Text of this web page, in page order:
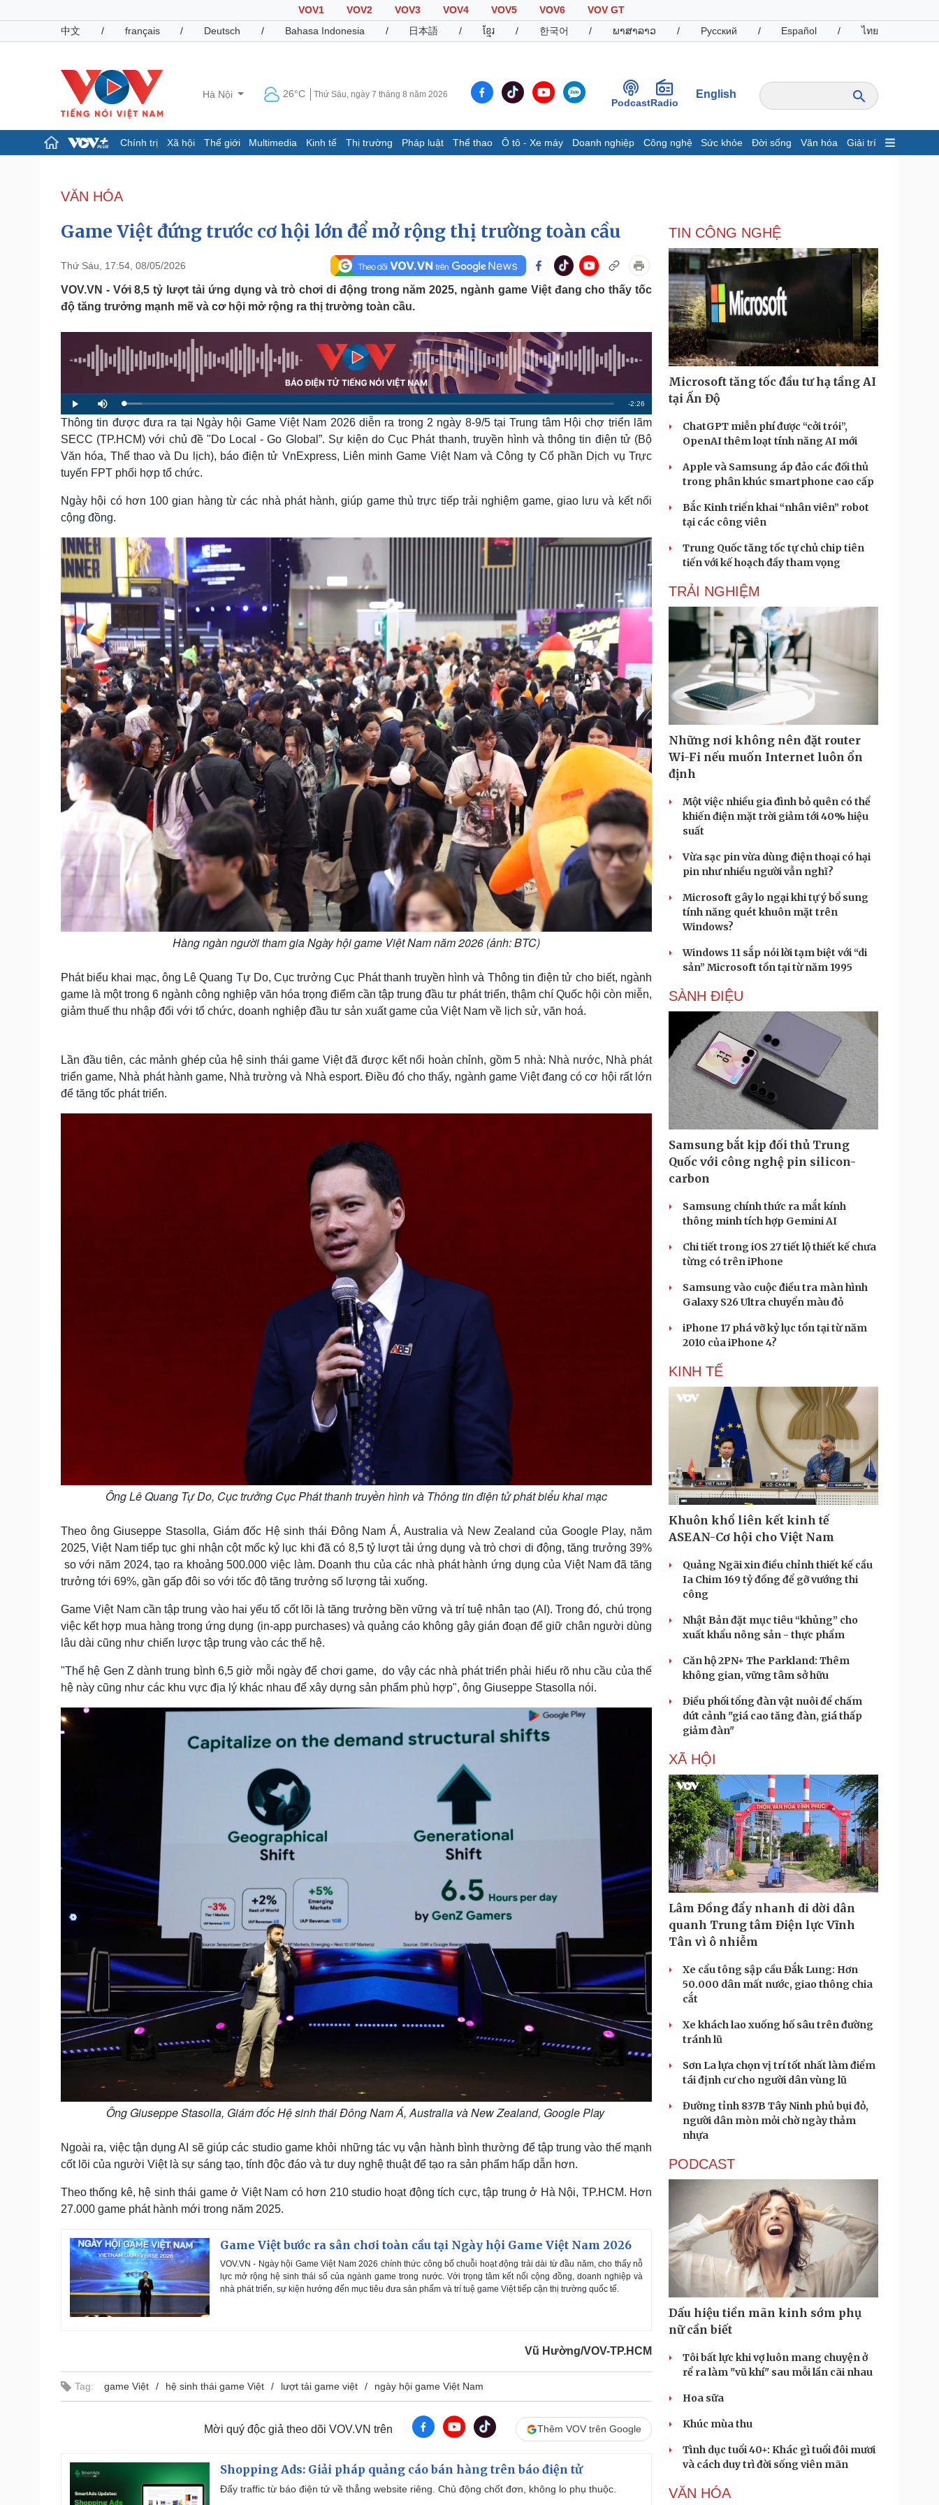
VOV1 VOV2 VOV3 VOV4 VOV5 VOV6
VOV GT
中文
/ français / Deutsch / Bahasa Indonesia / 日本語 / ខ្មែរ / 한국어 / ພາສາລາວ / Русский / Español / ไทย
Hà Nội 26°C Thứ Sáu, ngày 7 tháng 8 năm 2026
PodcastRadio
English
Chính trị Xã hội Thế giới Multimedia Kinh tế Thị trường Pháp luật Thể thao Ô tô - Xe máy Doanh nghiệp Công nghệ Sức khỏe Đời sống Văn hóa Giải trí
Đảng
Tổ chức nhân sự
Nhận diện sự thật
Dấu ấn VOV
Hồ sơ
Infographic
Chứng khoán
Giá cà phê
Pháp luật
Vụ án
Tư vấn luật
Quân sự - Quốc phòng
Vũ khí
Phân tích
Thể thao
Bóng đá
Thế giới thể thao
eSports
Hậu trường
Ô tô - Xe máy
Tư vấn
Doanh nghiệp
Thông tin doanh nghiệp
Doanh nghiệp 24h
Doanh nhân
Vì cộng đồng
Công nghệ
Sành điệu
Trải nghiệm
Chuyển đổi số
Dinh dưỡng - món ngon
Cây thuốc
Sản phụ khoa
Nhi khoa
Nam khoa
Làm đẹp - giảm cân
Phòng mạch online
Ăn sạch sống khỏe
Nhà đẹp
Blog
Tình yêu - Gia đình
Văn hóa
Sân khấu - Điện ảnh
Văn học
Âm nhạc
Di sản
Nghệ sĩ
Thời trang
Sao Việt
Tư vấn
Săn Tour
check-in
Podcast
Đọc truyện đêm khuya
Cửa sổ tình yêu
Hạt giống tâm hồn
VĂN HÓA
Game Việt đứng trước cơ hội lớn để mở rộng thị trường toàn cầu
Thứ Sáu, 17:54, 08/05/2026
VOV.VN - Với 8,5 tỷ lượt tải ứng dụng và trò chơi di động trong năm 2025, ngành game Việt đang cho thấy tốc
độ tăng trưởng mạnh mẽ và cơ hội mở rộng ra thị trường toàn cầu.
P
l
a
y
M
u
t
e
L
o
a
d
e
d
3
.
7
1
R
m
T
-2:26
Thông tin được đưa ra tại Ngày hội Game Việt Nam 2026 diễn ra trong 2 ngày 8-9/5 tại Trung tâm Hội chợ triển lãm
SECC (TP.HCM) với chủ đề "Do Local - Go Global”. Sự kiện do Cục Phát thanh, truyền hình và thông tin điện tử (Bộ
Văn hóa, Thể thao và Du lịch), báo điện tử VnExpress, Liên minh Game Việt Nam và Công ty Cổ phần Dịch vụ Trực
tuyến FPT phối hợp tổ chức.
Ngày hội có hơn 100 gian hàng từ các nhà phát hành, giúp game thủ trực tiếp trải nghiệm game, giao lưu và kết nối
cộng đồng.
Hàng ngàn người tham gia Ngày hội game Việt Nam năm 2026 (ảnh: BTC)
Phát biểu khai mạc, ông Lê Quang Tự Do, Cục trưởng Cục Phát thanh truyền hình và Thông tin điện tử cho biết, ngành
game là một trong 6 ngành công nghiệp văn hóa trọng điểm cần tập trung đầu tư phát triển, thậm chí Quốc hội còn miễn,
giảm thuế thu nhập đối với tổ chức, doanh nghiệp đầu tư sản xuất game của Việt Nam về lịch sử, văn hoá.
Lần đầu tiên, các mảnh ghép của hệ sinh thái game Việt đã được kết nối hoàn chỉnh, gồm 5 nhà: Nhà nước, Nhà phát
triển game, Nhà phát hành game, Nhà trường và Nhà esport. Điều đó cho thấy, ngành game Việt đang có cơ hội rất lớn
để tăng tốc phát triển.
Ông Lê Quang Tự Do, Cục trưởng Cục Phát thanh truyền hình và Thông tin điện tử phát biểu khai mạc
Theo ông Giuseppe Stasolla, Giám đốc Hệ sinh thái Đông Nam Á, Australia và New Zealand của Google Play, năm
2025, Việt Nam tiếp tục ghi nhận cột mốc kỷ lục khi đã có 8,5 tỷ lượt tải ứng dụng và trò chơi di động, tăng trưởng 39%
so với năm 2024, tạo ra khoảng 500.000 việc làm. Doanh thu của các nhà phát hành ứng dụng của Việt Nam đã tăng
trưởng tới 69%, gần gấp đôi so với tốc độ tăng trưởng số lượng tải xuống.
Game Việt Nam cần tập trung vào hai yếu tố cốt lõi là tăng trưởng bền vững và trí tuệ nhân tạo (AI). Trong đó, chú trọng
việc kết hợp mua hàng trong ứng dụng (in-app purchases) và quảng cáo không gây gián đoạn để giữ chân người dùng
lâu dài cũng như chiến lược tập trung vào các thế hệ.
"Thế hệ Gen Z dành trung bình 6,5 giờ mỗi ngày để chơi game, do vậy các nhà phát triển phải hiểu rõ nhu cầu của thế
hệ này cũng như các khu vực địa lý khác nhau để xây dựng sản phẩm phù hợp", ông Giuseppe Stasolla nói.
Ông Giuseppe Stasolla, Giám đốc Hệ sinh thái Đông Nam Á, Australia và New Zealand, Google Play
Ngoài ra, việc tận dụng AI sẽ giúp các studio game khỏi những tác vụ vận hành bình thường để tập trung vào thế mạnh
cốt lõi của người Việt là sự sáng tạo, tính độc đáo và tư duy nghệ thuật để tạo ra sản phẩm hấp dẫn hơn.
Theo thống kê, hệ sinh thái game ở Việt Nam có hơn 210 studio hoạt động tích cực, tập trung ở Hà Nội, TP.HCM. Hơn
27.000 game phát hành mới trong năm 2025.
Game Việt bước ra sân chơi toàn cầu tại Ngày hội Game Việt Nam 2026
VOV.VN - Ngày hội Game Việt Nam 2026 chính thức công bố chuỗi hoạt động trải dài từ đầu năm, cho thấy nỗ
lực mở rộng hệ sinh thái số của ngành game trong nước. Với trọng tâm kết nối cộng đồng, doanh nghiệp và
nhà phát triển, sự kiện hướng đến mục tiêu đưa sản phẩm và trí tuệ game Việt tiếp cận thị trường quốc tế.
Vũ Hường/VOV-TP.HCM
Tag: game Việt hệ sinh thái game Việt lượt tải game việt ngày hội game Việt Nam
Mời quý độc giả theo dõi VOV.VN trên Thêm VOV trên Google
Shopping Ads: Giải pháp quảng cáo bán hàng trên báo điện tử
Đẩy traffic từ báo điện tử về thẳng website riêng. Chủ động chốt đơn, không lo phụ thuộc.
TIN CÔNG NGHỆ
Microsoft tăng tốc đầu tư hạ tầng AI
tại Ấn Độ
ChatGPT miễn phí được “cởi trói”,
OpenAI thêm loạt tính năng AI mới
Apple và Samsung áp đảo các đối thủ
trong phân khúc smartphone cao cấp
Bắc Kinh triển khai “nhân viên” robot
tại các công viên
Trung Quốc tăng tốc tự chủ chip tiên
tiến với kế hoạch đầy tham vọng
TRẢI NGHIỆM
Những nơi không nên đặt router
Wi-Fi nếu muốn Internet luôn ổn
định
Một việc nhiều gia đình bỏ quên có thể
khiến điện mặt trời giảm tới 40% hiệu
suất
Vừa sạc pin vừa dùng điện thoại có hại
pin như nhiều người vẫn nghĩ?
Microsoft gây lo ngại khi tự ý bổ sung
tính năng quét khuôn mặt trên
Windows?
Windows 11 sắp nói lời tạm biệt với “di
sản” Microsoft tồn tại từ năm 1995
SÀNH ĐIỆU
Samsung bắt kịp đối thủ Trung
Quốc với công nghệ pin silicon-
carbon
Samsung chính thức ra mắt kính
thông minh tích hợp Gemini AI
Chi tiết trong iOS 27 tiết lộ thiết kế chưa
từng có trên iPhone
Samsung vào cuộc điều tra màn hình
Galaxy S26 Ultra chuyển màu đỏ
iPhone 17 phá vỡ kỷ lục tồn tại từ năm
2010 của iPhone 4?
KINH TẾ
Khuôn khổ liên kết kinh tế
ASEAN-Cơ hội cho Việt Nam
Quảng Ngãi xin điều chỉnh thiết kế cầu
Ia Chim 169 tỷ đồng để gỡ vướng thi
công
Nhật Bản đặt mục tiêu “khủng” cho
xuất khẩu nông sản - thực phẩm
Căn hộ 2PN+ The Parkland: Thêm
không gian, vững tâm sở hữu
Điều phối tổng đàn vật nuôi để chấm
dứt cảnh "giá cao tăng đàn, giá thấp
giảm đàn"
XÃ HỘI
Lâm Đồng đẩy nhanh di dời dân
quanh Trung tâm Điện lực Vĩnh
Tân vì ô nhiễm
Xe cẩu tông sập cầu Đắk Lung: Hơn
50.000 dân mất nước, giao thông chia
cắt
Xe khách lao xuống hố sâu trên đường
tránh lũ
Sơn La lựa chọn vị trí tốt nhất làm điểm
tái định cư cho người dân vùng lũ
Đường tỉnh 837B Tây Ninh phủ bụi đỏ,
người dân mòn mỏi chờ ngày thảm
nhựa
PODCAST
Dấu hiệu tiền mãn kinh sớm phụ
nữ cần biết
Tôi bất lực khi vợ luôn mang chuyện ở
rể ra làm "vũ khí" sau mỗi lần cãi nhau
Hoa sữa
Khúc mùa thu
Tình dục tuổi 40+: Khác gì tuổi đôi mươi
và cách duy trì đời sống viên mãn
VĂN HÓA